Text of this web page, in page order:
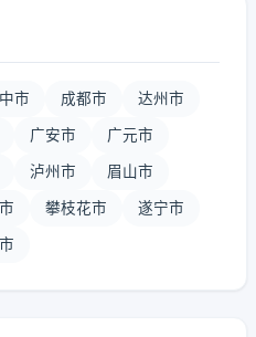
市 成都市 达州市
广安市 广元市
泸州市 眉山市
攀枝花市 遂宁市